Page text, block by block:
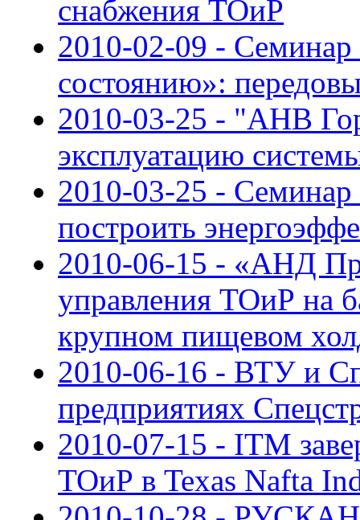
снабжения ТОиР
2010-02-09 -
состоянию»:
2010-03-25 - "АНВ
эксплуатацию
2010-03-25 -
построить
2010-06-15 - «АНД
управления ТОиР на
крупном пищевом
2010-06-16 - ВТУ и
предприятиях
2010-07-15 - ITM
ТОиР в Texas Nafta